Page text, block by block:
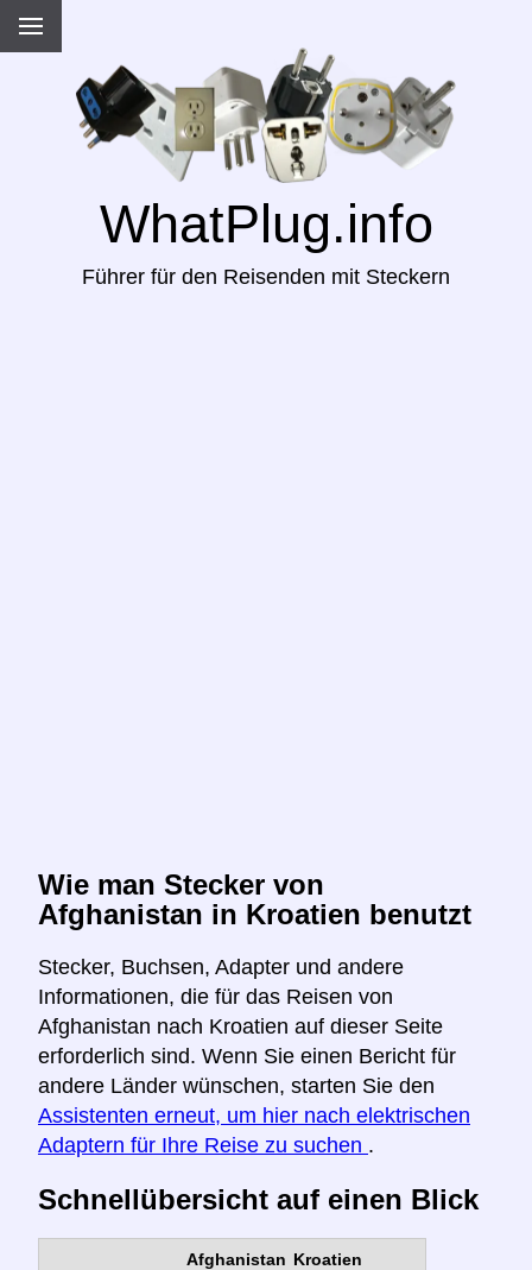
WhatPlug.info
Führer für den Reisenden mit Steckern
Wie man Stecker von
Afghanistan in Kroatien benutzt
Stecker, Buchsen, Adapter und andere
Informationen, die für das Reisen von
Afghanistan nach Kroatien auf dieser Seite
erforderlich sind. Wenn Sie einen Bericht für
andere Länder wünschen, starten Sie den
Assistenten erneut, um hier nach elektrischen
Adaptern für Ihre Reise zu suchen .
Schnellübersicht auf einen Blick
Afghanistan Kroatien